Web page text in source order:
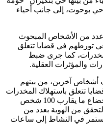
وحي بوحوت، إلى جانب أحياء
عدد من الأشخاص المبحوث
تورطهم في قضايا تتعلق
كما جرى ضبط
والمؤثرات العقلية.
أشخاص آخرين، من بينهم
تتعلق باستهلاك المخدرات
وحيازة الأسلحة البيضاء، فضلاً عن إخضاع ما يقارب 100 شخص
من الهوية بعدد من
تستمر في النشاط إلى ساعات